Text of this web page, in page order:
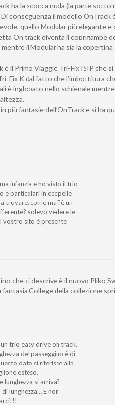
ha la scocca nuda (la parte sotto
conseguenza il modello OnTrack
quello Modular più elegante e
On track diventa il coprigambe
il Modular ha sia la copertina
è il Primo Viaggio Tri-Fix ISIP che si
Fix K dal fatto che l’imbottitura
è inglobato nello schienale
più fantasie dell’OnTrack e si ha
infanzia e ho visto il trio
e particolari in ecopelle
trovare. come mai?è un
volevo vedere le
vostro sito è presente
che ci descrive è il nuovo Pliko
fantasia College della collezione
trio easy drive on track.
del passeggino è di
dato si riferisce alla
esteso.
lunghezza si arriva?
lunghezza… E non